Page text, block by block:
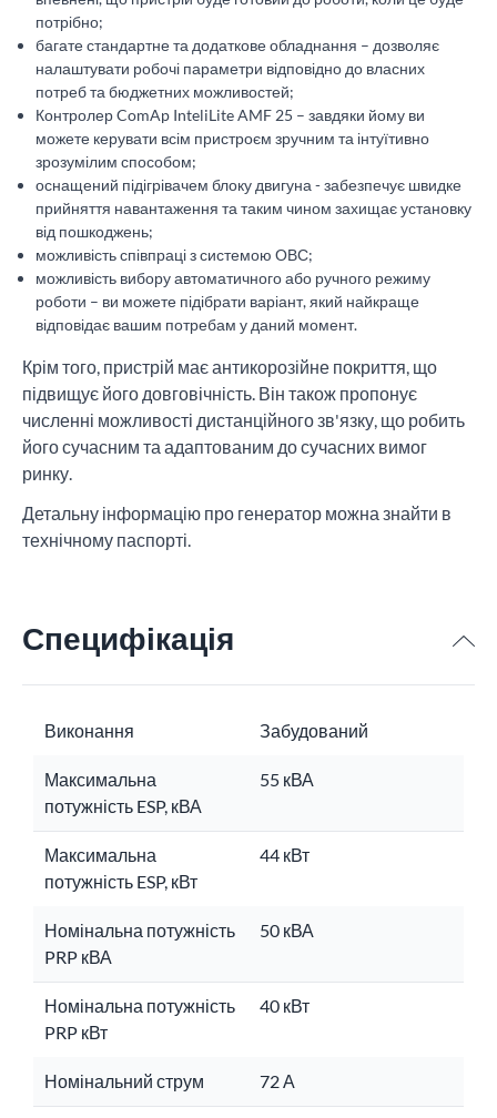
потрібно;
багате стандартне та додаткове обладнання – дозволяє
налаштувати робочі параметри відповідно до власних
потреб та бюджетних можливостей;
Контролер ComAp InteliLite AMF 25 – завдяки йому ви
можете керувати всім пристроєм зручним та інтуїтивно
зрозумілим способом;
оснащений підігрівачем блоку двигуна - забезпечує швидке
прийняття навантаження та таким чином захищає установку
від пошкоджень;
можливість співпраці з системою ОВС;
можливість вибору автоматичного або ручного режиму
роботи – ви можете підібрати варіант, який найкраще
відповідає вашим потребам у даний момент.
Крім того, пристрій має антикорозійне покриття, що
підвищує його довговічність. Він також пропонує
численні можливості дистанційного зв'язку, що робить
його сучасним та адаптованим до сучасних вимог
ринку.
Детальну інформацію про генератор можна знайти в
технічному паспорті.
Специфікація
Виконання Забудований
Максимальна
потужність ESP, кВА
55 кВА
Максимальна
потужність ESP, кВт
44 кВт
Номінальна потужність
PRP кВА
50 кВА
Номінальна потужність
PRP кВт
40 кВт
Номінальний струм 72 А